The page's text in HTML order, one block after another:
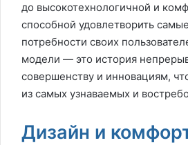
до высокотехнологичной и
способной удовлетворить
потребности своих
модели — это история
совершенству и инновациям,
из самых узнаваемых и
Дизайн и